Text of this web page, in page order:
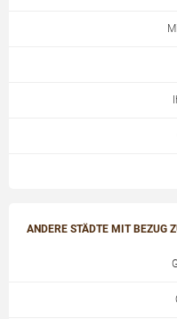
ANDERE STÄDTE MIT BEZUG